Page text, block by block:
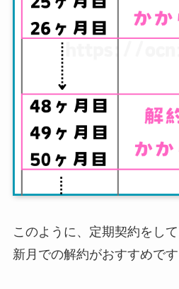
このように、定期契約をし
新月での解約がおすすめです